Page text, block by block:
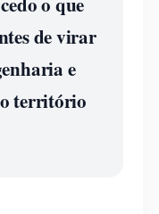
de virar
e
território